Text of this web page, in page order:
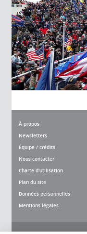
À propos
Newsletters
Équipe / crédits
Nous contacter
Charte d'utilisation
Plan du site
Données personnelles
Mentions légales